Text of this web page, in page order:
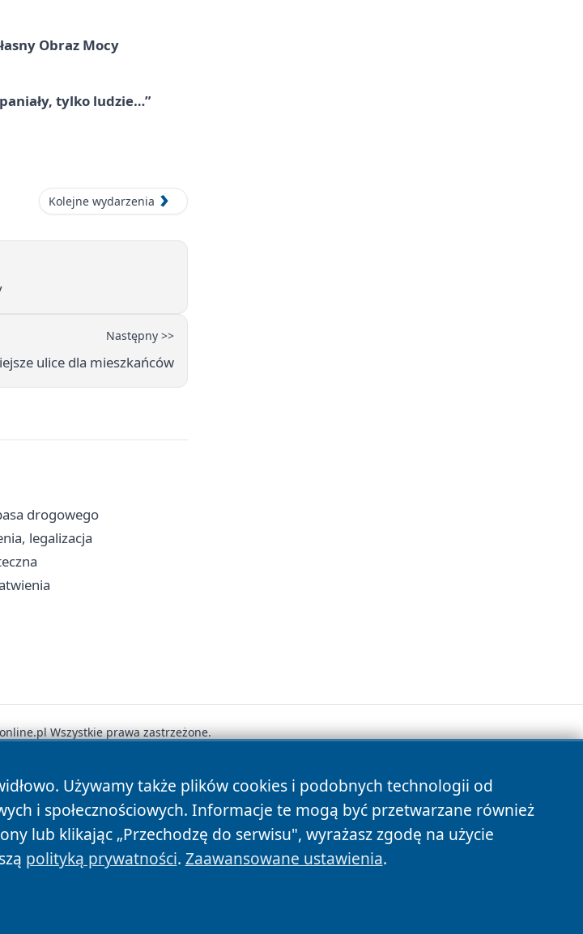
Obraz Mocy
tylko ludzie…”
Kolejne wydarzenia
Następny >>
ulice dla mieszkańców
drogowego
legalizacja
Używamy także plików cookies i podobnych technologii od
i społecznościowych. Informacje te mogą być przetwarzane również
lub klikając „Przechodzę do serwisu", wyrażasz zgodę na użycie
polityką prywatności. Zaawansowane ustawienia.
Wszystkie prawa zastrzeżone.
Prywatności Polityka Cookies